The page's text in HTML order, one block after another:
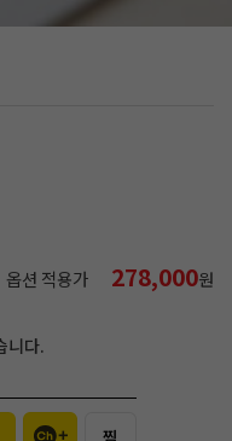
옵션 적용가 278,000원
니다.